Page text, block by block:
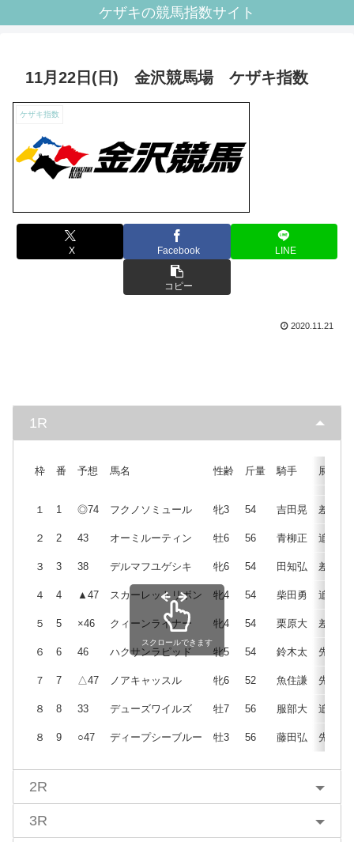
ケザキの競馬指数サイト
11月22日(日) 金沢競馬場 ケザキ指数
ケザキ指数
X Facebook LINE
コピー
2020.11.21
1R
枠 番 予想 馬名 性齢 斤量 騎手 展開
１ 1 ◎74 フクノソミュール 牝3 54 吉田晃 差
２ 2 43 オーミルーティン 牡6 56 青柳正 追
３ 3 38 デルマフユゲシキ 牝6 54 田知弘 差
４ 4 ▲47 スカーレットリボン 牝4 54 柴田勇 追
５ 5 ×46 クィーンライナー 牝4 54 栗原大 差
６ 6 46 ハクサンラピッド 牝5 54 鈴木太 先
７ 7 △47 ノアキャッスル 牝6 52 魚住謙 先
８ 8 33 デューズワイルズ 牡7 56 服部大 追
８ 9 ○47 ディープシーブルー 牡3 56 藤田弘 先
スクロールできます
2R
3R